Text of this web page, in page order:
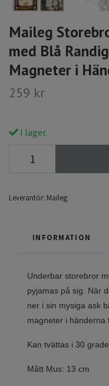
Maileg
med Blå
Magneter i
259 kr
I lager.
Leverantör: Maileg
INFORMATION
Underbar storebror
pyjamas på sig. När
ner i sin mysiga ask
magneter i händerna
Kan tvättas i 30
Mått Mus: 13 cm